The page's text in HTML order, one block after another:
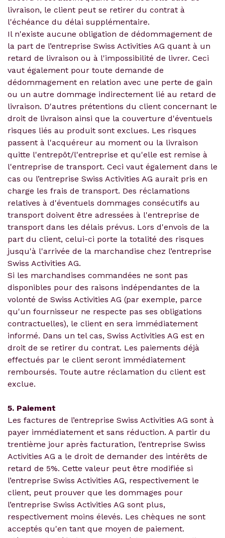
livraison, le client peut se retirer du contrat à
l'échéance du délai supplémentaire.
Il n'existe aucune obligation de dédommagement de
la part de l’entreprise Swiss Activities AG quant à un
retard de livraison ou à l'impossibilité de livrer. Ceci
vaut également pour toute demande de
dédommagement en relation avec une perte de gain
ou un autre dommage indirectement lié au retard de
livraison. D'autres prétentions du client concernant le
droit de livraison ainsi que la couverture d'éventuels
risques liés au produit sont exclues. Les risques
passent à l'acquéreur au moment ou la livraison
quitte l'entrepôt/l'entreprise et qu'elle est remise à
l'entreprise de transport. Ceci vaut également dans le
cas ou l’entreprise Swiss Activities AG aurait pris en
charge les frais de transport. Des réclamations
relatives à d'éventuels dommages consécutifs au
transport doivent être adressées à l'entreprise de
transport dans les délais prévus. Lors d'envois de la
part du client, celui-ci porte la totalité des risques
jusqu'à l'arrivée de la marchandise chez l’entreprise
Swiss Activities AG.
Si les marchandises commandées ne sont pas
disponibles pour des raisons indépendantes de la
volonté de Swiss Activities AG (par exemple, parce
qu'un fournisseur ne respecte pas ses obligations
contractuelles), le client en sera immédiatement
informé. Dans un tel cas, Swiss Activities AG est en
droit de se retirer du contrat. Les paiements déjà
effectués par le client seront immédiatement
remboursés. Toute autre réclamation du client est
exclue.
5. Paiement
Les factures de l’entreprise Swiss Activities AG sont à
payer immédiatement et sans réduction. A partir du
trentième jour après facturation, l’entreprise Swiss
Activities AG a le droit de demander des intérêts de
retard de 5%. Cette valeur peut être modifiée si
l’entreprise Swiss Activities AG, respectivement le
client, peut prouver que les dommages pour
l’entreprise Swiss Activities AG sont plus,
respectivement moins élevés. Les chèques ne sont
acceptés qu'en tant que moyen de paiement.